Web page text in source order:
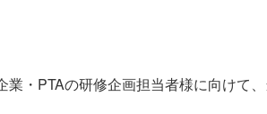
・PTAの研修企画担当者様に向けて